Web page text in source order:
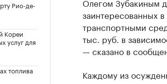
Рио-де-
Кореи
услуг для
топлива
заинтересованных
транспортными
тыс. руб. в
— сказано в
Каждому из